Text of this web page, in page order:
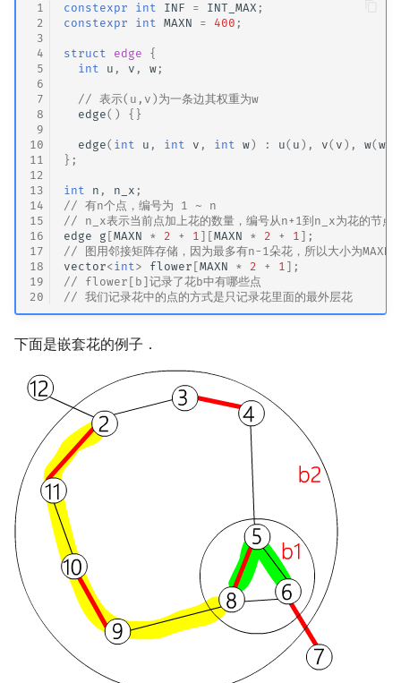
1
2
3
4
5
6
7
8
9
10
11
12
13
14
15
16
17
18
19
20
constexpr int INF = INT_MAX ;
constexpr
int MAXN = 400 ;
struct edge
{
int
u , v , w ;
// 表示(u,v)为一条边其权重为w
edge() {}
edge( int u , int v , int w ) : u( u ), v( v ), w(w
};
int n , n_x ;
// 有n个点，编号为 1 ~ n
// n_x表示当前点加上花的数量，编号从n+1到n_x为花的节点
edge
g [MAXN * 2 + 1 ][MAXN * 2 + 1 ];
// 图用邻接矩阵存储，因为最多有n-1朵花，所以大小为MAXN*
vector<int> flower [MAXN * 2 + 1 ];
// flower[b]记录了花b中有哪些点
// 我们记录花中的点的方式是只记录花里面的最外层花
下面是嵌套花的例子．